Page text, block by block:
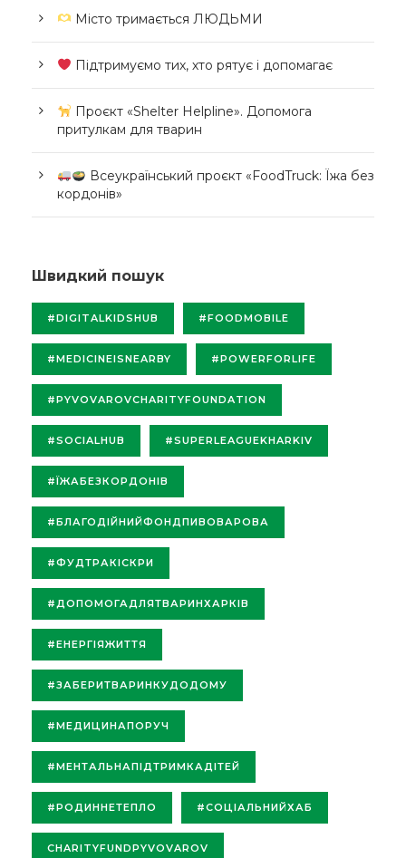
Місто тримається ЛЮДЬМИ
Підтримуємо тих, хто рятує і допомагає
Проєкт «Shelter Helpline». Допомога
притулкам для тварин
Всеукраїнський проєкт «FoodTruck: Їжа без
кордонів»
Швидкий пошук
#DIGITALKIDSHUB #FOODMOBILE
#MEDICINEISNEARBY #POWERFORLIFE
#PYVOVAROVCHARITYFOUNDATION
#SOCIALHUB #SUPERLEAGUEKHARKIV
#ЇЖАБЕЗКОРДОНІВ
#БЛАГОДІЙНИЙФОНДПИВОВАРОВА
#ФУДТРАКІСКРИ
#ДОПОМОГАДЛЯТВАРИНХАРКІВ
#ЕНЕРГІЯЖИТТЯ
#ЗАБЕРИТВАРИНКУДОДОМУ
#МЕДИЦИНАПОРУЧ
#МЕНТАЛЬНАПІДТРИМКАДІТЕЙ
#РОДИННЕТЕПЛО #СОЦІАЛЬНИЙХАБ
CHARITYFUNDPYVOVAROV